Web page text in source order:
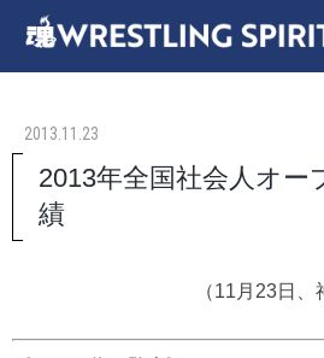
2013.11.23
2013年全国社会人オー
績
（11月23日、